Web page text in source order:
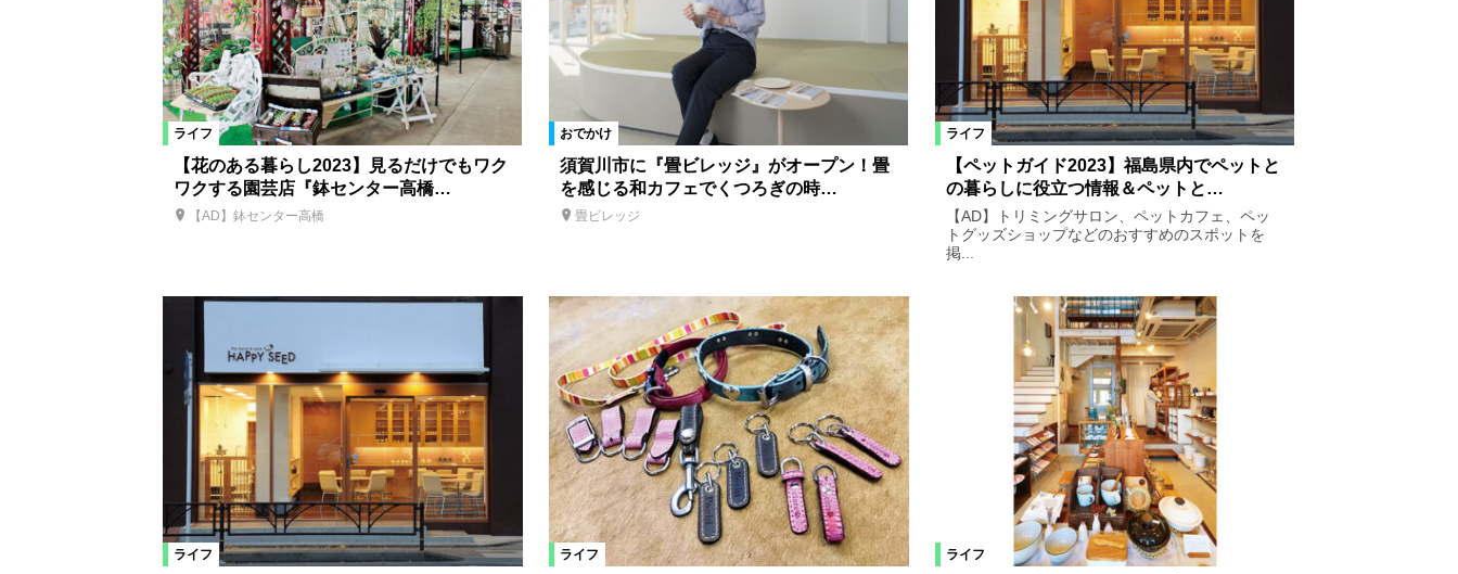
ライフ
【花のある暮らし2023】見るだけでもワク
ワクする園芸店『鉢センター高橋…
【AD】鉢センター高橋
おでかけ
須賀川市に『畳ビレッジ』がオープン！畳
を感じる和カフェでくつろぎの時…
畳ビレッジ
ライフ
【ペットガイド2023】福島県内でペットと
の暮らしに役立つ情報＆ペットと…
【AD】トリミングサロン、ペットカフェ、ペッ
トグッズショップなどのおすすめのスポットを
掲...
ライフ ライフ ライフ